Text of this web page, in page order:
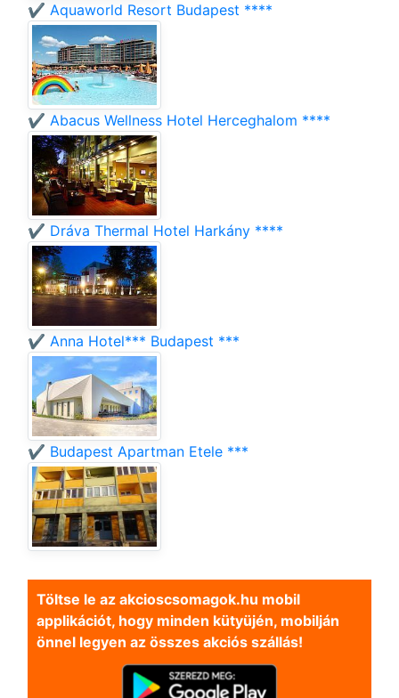
✔️ Aquaworld Resort Budapest ****
✔️ Abacus Wellness Hotel Herceghalom ****
✔️ Dráva Thermal Hotel Harkány ****
✔️ Anna Hotel*** Budapest ***
✔️ Budapest Apartman Etele ***
Töltse le az akcioscsomagok.hu mobil
applikációt, hogy minden kütyüjén, mobilján
önnel legyen az összes akciós szállás!